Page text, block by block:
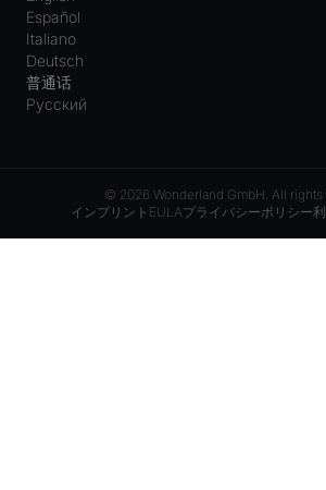
Español
Italiano
Deutsch
普通话
Русский
© 2026 Wonderland GmbH. All rights
インプリント EULAプライバシーポリシー